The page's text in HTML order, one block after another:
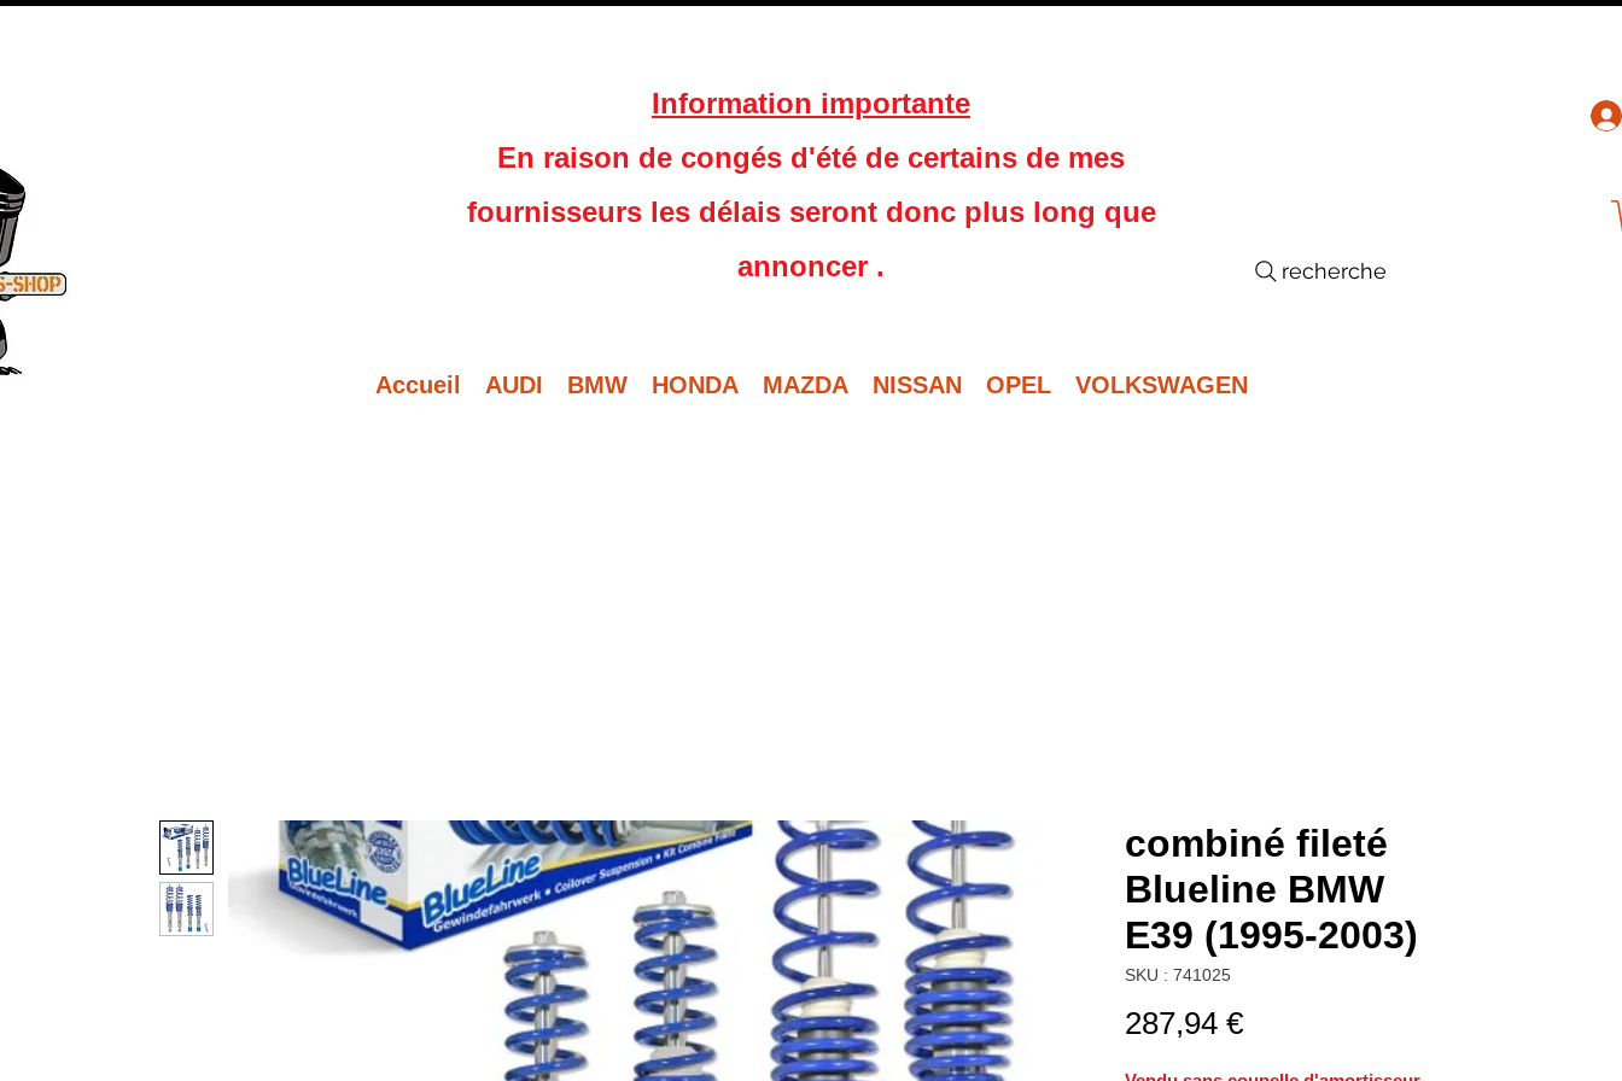
Information importante
En raison de congés d'été de certains de mes
fournisseurs les délais seront donc plus long que
annoncer .
recherche
Accueil AUDI BMW HONDA MAZDA NISSAN OPEL VOLKSWAGEN
combiné fileté
Blueline BMW
E39 (1995-2003)
SKU : 741025
287,94 €Prix